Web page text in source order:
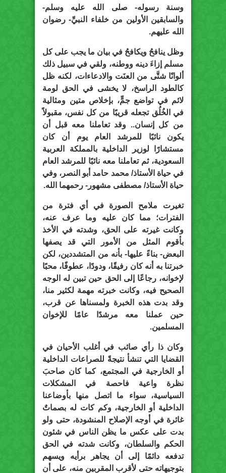
وسنة رسوله- صلى الله عليه وسلم-
والسابقين الأولين من خلفاء النبيِّ- رضوان
الله عليهم.
وظل ينافحُ ويكافحُ في بيان ما يجب على كل
مسلم إزاءَ دينه ووطنه، ولقي في سبيل ذلك
ألوانًا شتَّى من العنَت والادعاءات، لكنه ظل
كالطود الراسخ، لا يخشى في الحق لومة
لائم في تواضع جمٍّ، بإخلاص متين ومثالية
في الخُلُق تجعله قريبًا من كل نفس، مقبولاً
من كل إنسان.. وقد تعاملنا معه قبل أن
يكون نائبًا للمرشد العام يوم أن كان
مستشارًا لوزير الداخلية بالمملكة العربية
السعودية، ثم تعاملنا معه نائبًا للمرشد العام
في حياة الأستاذ/ محمد حامد أبو النصر، وفي
حياة الأستاذ/ مصطفى مشهور- رحمهما الله.
تغيرت ملامح الصورة في أي فترة من
الفترات؛ مما كان عليه وما عرف عنه،
وكانت غيرته على الحق، وشدته في الأخذ
بأقوم المثل من الأمور التي قد يصفها
البعض- بناءً عليها- بأنه من المتشددين، لكن
خبرتنا به أنه كان رفيقًا، ودودًا، عطوفًا، محبًا
لإخوانه، رجاعًا إلى الحق حين تبين له الوجه
الصحيح فيه، وكانت خبرته مهمة لكثير منا،
وقد بدت هذه الخبرة ولمسناها عن قرب،
حين عملنا معه مرشدًا عامًا للإخوان
المسلمين.
وكان ذا رأي صائب في أغلب الأحيان في
القضايا التي تنشأ نتيجةً للصراعات الداخلية
أو الخارجية في المجتمع، كما كان صاحبَ
نظرة واعية فاحصة في المشكلات
السياسية، سواء ما اتصل منها بأوضاعنا
الداخلية أو الخارجية، وكم كات له بصماتٌ
غائرة في أوجه الإصلاح المنشودة، حتى ولو
بدت على عكس ما يظن الناس في شئون
الحكم والسلطان، وكانت شدته في الحق
تدفعه دائمًا إلى أن يجاهر برأيه ويسهم
بتوجيهاته حتى لأقرب المقربين منه، على أن